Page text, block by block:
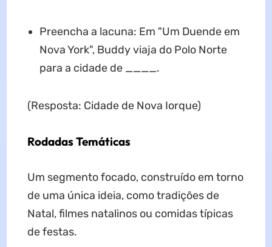
Preencha a lacuna: Em "Um Duende em
Nova York", Buddy viaja do Polo Norte
para a cidade de ____.
(Resposta: Cidade de Nova Iorque)
Rodadas Temáticas
Um segmento focado, construído em torno
de uma única ideia, como tradições de
Natal, filmes natalinos ou comidas típicas
de festas.